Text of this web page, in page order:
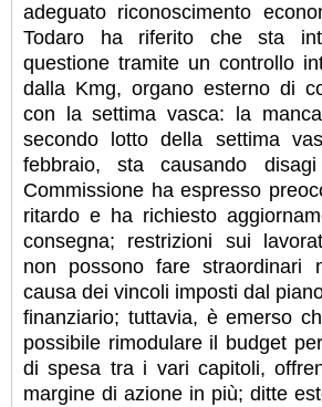
adeguato riconoscimento
Todaro ha riferito che sta
questione tramite un controllo
dalla Kmg, organo esterno di
con la settima vasca: la
secondo lotto della settima
febbraio, sta causando
Commissione ha espresso
ritardo e ha richiesto
consegna; restrizioni sui
non possono fare straordinari
causa dei vincoli imposti dal
finanziario; tuttavia, è emerso
possibile rimodulare il budget
di spesa tra i vari capitoli,
margine di azione in più; ditte